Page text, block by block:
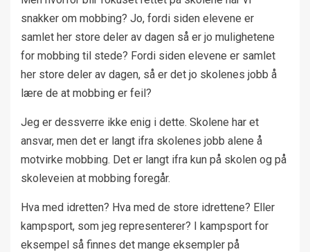
snakker om mobbing? Jo, fordi siden elevene er
samlet her store deler av dagen så er jo mulighetene
for mobbing til stede? Fordi siden elevene er samlet
her store deler av dagen, så er det jo skolenes jobb å
lære de at mobbing er feil?
Jeg er dessverre ikke enig i dette. Skolene har et
ansvar, men det er langt ifra skolenes jobb alene å
motvirke mobbing. Det er langt ifra kun på skolen og på
skoleveien at mobbing foregår.
Hva med idretten? Hva med de store idrettene? Eller
kampsport, som jeg representerer? I kampsport for
eksempel så finnes det mange eksempler på